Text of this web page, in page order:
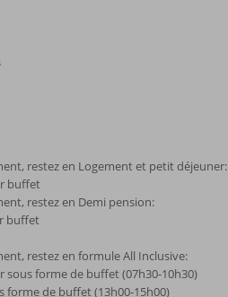
restez en Logement et petit déjeuner:
buffet
restez en Demi pension:
buffet
restez en formule All Inclusive:
sous forme de buffet (07h30-10h30)
forme de buffet (13h00-15h00)